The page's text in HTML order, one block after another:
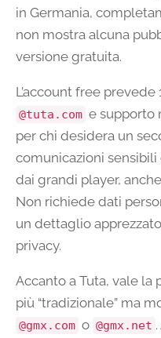
in Germania,
non mostra alcuna
versione gratuita.
L’account free
@tuta.com e supporto
per chi desidera un
comunicazioni
dai grandi player,
Non richiede dati
un dettaglio
privacy.
Accanto a Tuta, vale la
più “tradizionale” ma
@gmx.com o @gmx.net